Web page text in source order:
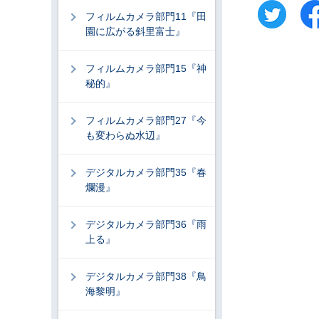
フィルムカメラ部門11『田
園に広がる斜里富士』
フィルムカメラ部門15『神
秘的』
フィルムカメラ部門27『今
も変わらぬ水辺』
デジタルカメラ部門35『春
爛漫』
デジタルカメラ部門36『雨
上る』
デジタルカメラ部門38『鳥
海黎明』